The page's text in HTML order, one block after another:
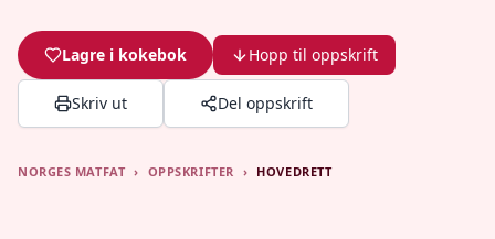
Lagre i kokebok Hopp til oppskrift
Skriv ut Del oppskrift
NORGES MATFAT › OPPSKRIFTER › HOVEDRETT